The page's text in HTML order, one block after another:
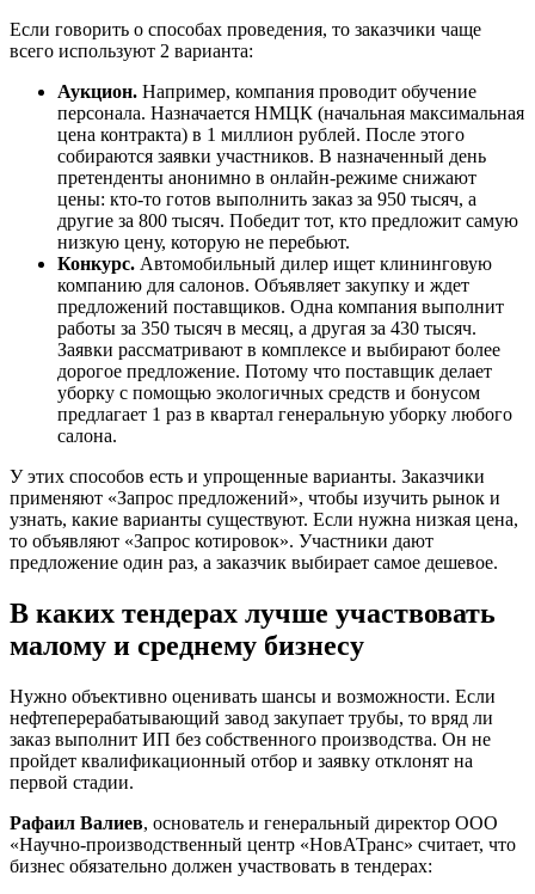
Если говорить о способах проведения, то заказчики чаще
всего используют 2 варианта:
Аукцион. Например, компания проводит обучение
персонала. Назначается НМЦК (начальная максимальная
цена контракта) в 1 миллион рублей. После этого
собираются заявки участников. В назначенный день
претенденты анонимно в онлайн-режиме снижают
цены: кто-то готов выполнить заказ за 950 тысяч, а
другие за 800 тысяч. Победит тот, кто предложит самую
низкую цену, которую не перебьют.
Конкурс. Автомобильный дилер ищет клининговую
компанию для салонов. Объявляет закупку и ждет
предложений поставщиков. Одна компания выполнит
работы за 350 тысяч в месяц, а другая за 430 тысяч.
Заявки рассматривают в комплексе и выбирают более
дорогое предложение. Потому что поставщик делает
уборку с помощью экологичных средств и бонусом
предлагает 1 раз в квартал генеральную уборку любого
салона.
У этих способов есть и упрощенные варианты. Заказчики
применяют «Запрос предложений», чтобы изучить рынок и
узнать, какие варианты существуют. Если нужна низкая цена,
то объявляют «Запрос котировок». Участники дают
предложение один раз, а заказчик выбирает самое дешевое.
В каких тендерах лучше участвовать
малому и среднему бизнесу
Нужно объективно оценивать шансы и возможности. Если
нефтеперерабатывающий завод закупает трубы, то вряд ли
заказ выполнит ИП без собственного производства. Он не
пройдет квалификационный отбор и заявку отклонят на
первой стадии.
Рафаил Валиев, основатель и генеральный директор ООО
«Научно-производственный центр «НовАТранс» считает, что
бизнес обязательно должен участвовать в тендерах: